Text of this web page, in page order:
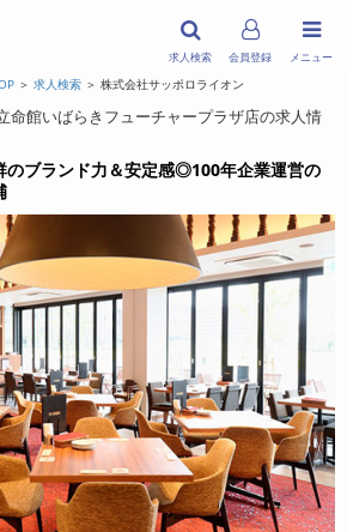
メニュー
求人検索 会員登録
＞ 求人検索 ＞ 株式会社サッポロライオン
命館いばらきフューチャープラザ店の求人情
のブランド力＆安定感◎100年企業運営の